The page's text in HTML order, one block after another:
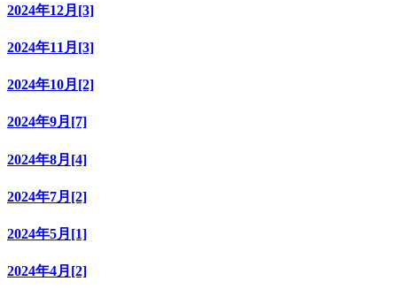
2024年12月[3]
2024年11月[3]
2024年10月[2]
2024年9月[7]
2024年8月[4]
2024年7月[2]
2024年5月[1]
2024年4月[2]